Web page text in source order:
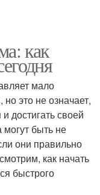
как
мало
это не означает,
достигать своей
быть не
они правильно
как начать
быстрого